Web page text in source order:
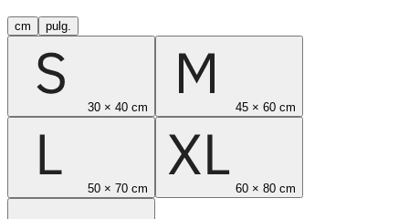
cm pulg.
30 × 40 cm 45 × 60 cm
50 × 70 cm 60 × 80 cm